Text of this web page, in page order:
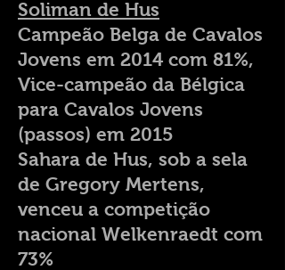
Soliman de Hus
Campeão Belga de Cavalos
Jovens em 2014 com 81%,
Vice-campeão da Bélgica
para Cavalos Jovens
(passos) em 2015
Sahara de Hus, sob a sela
de Gregory Mertens,
venceu a competição
nacional Welkenraedt com
73%